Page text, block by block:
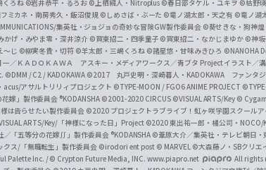
l
くろね ©岩井恭平・るろお ©上栖綴人・Nitroplus ©春日部タケル・ユキヲ ©枯野
ミカネ・南房秀久・飯沼俊規 ©しめさば・ぶーた ©竜ノ湖太郎・天之有 ©竜ノ湖
集英社・ジョジョの奇妙な冒険GW製作委員会 ©葵せきな・狗神煌
げ・みやま零・深井涼介 ©賀東招二・四季童子 ©賀東招二・なかじまゆか ©神坂
～じ ©柳実冬貴・切符 ©羊太郎・三嶋くろね ©諸星悠・甘味みきひろ ©NANOHA
／ＫＡＤＯＫＡＷＡ アスキー・メディアワークス／青ブタ Project イラスト／
©DMM / C2 / KADOKAWA ©2017 丸戸史明・深崎暮人・KADOKAWA ファンタ
acus/アサルトリリィプロジェクト ©TYPE-MOON / FGO6 ANIME PROJECT
嫁」製作委員会 ®KODANSHA ©2001-2020 CIRCUS ©VISUAL ARTS/Key ©
は告らせたい製作委員会 ©2020 プロジェクトラブライブ！虹ヶ咲学園スクール
ARTS/Key/「神様になった日」Project ©2020 東出祐一郎・橘公司・NOCO/
「五等分の花嫁∬」製作委員会 ®KODANSHA ©葦原大介／集英社・テレビ朝日・
ス/「無職転生」製作委員会 ©irodori ent post © MARVEL ©大森藤ノ・SBクリエ
Palette Inc. / © Crypton Future Media, INC. www.piapro.net All rights